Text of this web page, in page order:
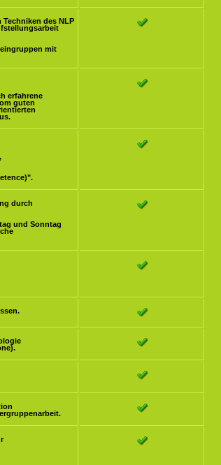
des NLP
mit
erfahrene
guten
durch
und Sonntag